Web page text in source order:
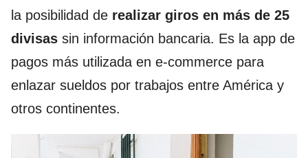
la posibilidad de realizar giros en más de 25
divisas sin información bancaria. Es la app de
pagos más utilizada en e-commerce para
enlazar sueldos por trabajos entre América y
otros continentes.